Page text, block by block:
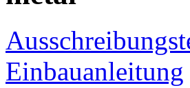
Einbauanleitung